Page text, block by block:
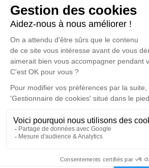
Réseaux sociaux
Liens utiles
Publier un avis de décès
Signaler un abus/une erreur
Consultez nos offres d'emploi
Politique de traitement des données
Mentions légales